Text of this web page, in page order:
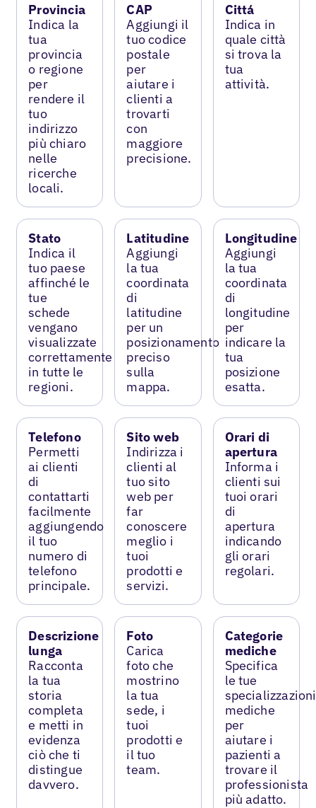
Provincia
Indica la
tua
provincia
o regione
per
rendere il
tuo
indirizzo
più chiaro
nelle
ricerche
locali.
CAP
Aggiungi il
tuo codice
postale
per
aiutare i
clienti a
trovarti
con
maggiore
precisione.
Cittá
Indica in
quale città
si trova la
tua
attività.
Stato
Indica il
tuo paese
affinché le
tue
schede
vengano
visualizzate
correttamente
in tutte le
regioni.
Latitudine
Aggiungi
la tua
coordinata
di
latitudine
per un
posizionamento
preciso
sulla
mappa.
Longitudine
Aggiungi
la tua
coordinata
di
longitudine
per
indicare la
tua
posizione
esatta.
Telefono
Permetti
ai clienti
di
contattarti
facilmente
aggiungendo
il tuo
numero di
telefono
principale.
Sito web
Indirizza i
clienti al
tuo sito
web per
far
conoscere
meglio i
tuoi
prodotti e
servizi.
Orari di
apertura
Informa i
clienti sui
tuoi orari
di
apertura
indicando
gli orari
regolari.
Descrizione
lunga
Racconta
la tua
storia
completa
e metti in
evidenza
ciò che ti
distingue
davvero.
Foto
Carica
foto che
mostrino
la tua
sede, i
tuoi
prodotti e
il tuo
team.
Categorie
mediche
Specifica
le tue
specializzazioni
mediche
per
aiutare i
pazienti a
trovare il
professionista
più adatto.